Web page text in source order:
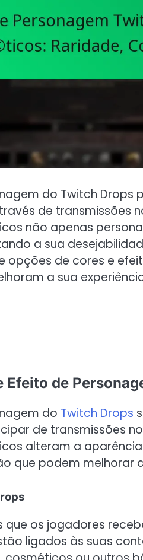
do Twitch Drops
de transmissões
não apenas
a sua
opções de cores e
a sua
Efeito de
do Twitch Drops
de transmissões
alteram a
que podem melhorar
que os jogadores
ligados às suas